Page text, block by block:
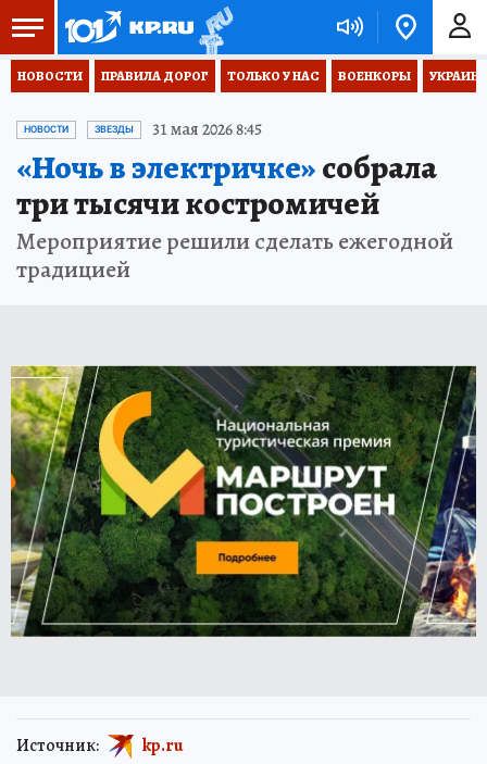
НОВОСТИ ПРАВИЛА ДОРОГ ТОЛЬКО У НАС ВОЕНКОРЫ
НОВОСТИ ЗВЕЗДЫ 31 мая 2026 8:45
«Ночь в электричке»собрала
три тысячи костромичей
Мероприятие решили сделать ежегодной
традицией
Источник: kp.ru